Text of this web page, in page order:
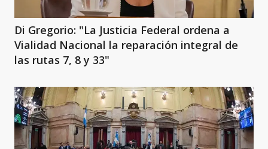
Di Gregorio: "La Justicia Federal ordena a
Vialidad Nacional la reparación integral de
las rutas 7, 8 y 33"